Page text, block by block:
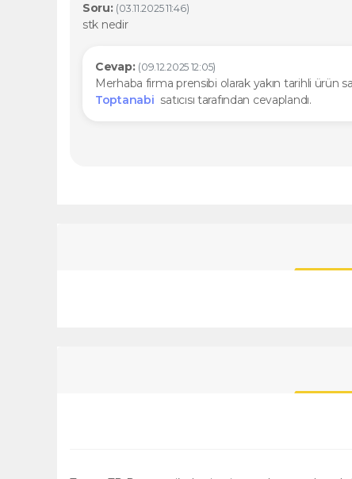
Soru: (03.11.2025 11:46)
stk nedir
Cevap: (09.12.2025 12:05)
Merhaba firma prensibi olarak yakın tarihli ürün
Toptanabi satıcısı tarafından cevaplandı.